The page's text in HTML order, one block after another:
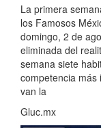
La primera
los Famosos
domingo, 2 de
eliminada del
semana siete
competencia
van la
Gluc.mx